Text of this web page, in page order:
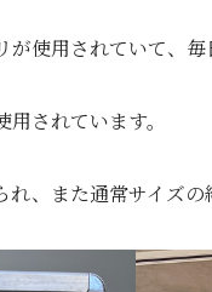
使用されていて、毎
されています。
、また通常サイズの